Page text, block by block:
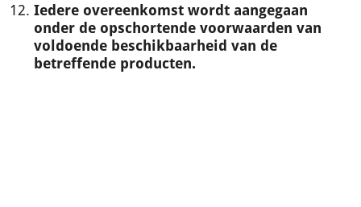
Iedere overeenkomst wordt aangegaan
onder de opschortende voorwaarden van
voldoende beschikbaarheid van de
betreffende producten.